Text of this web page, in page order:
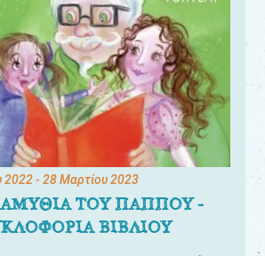
2022- 28 Μαρτίου 2023
ΤΟΥ ΠΑΠΠΟΥ -
ΒΙΒΛΙΟΥ